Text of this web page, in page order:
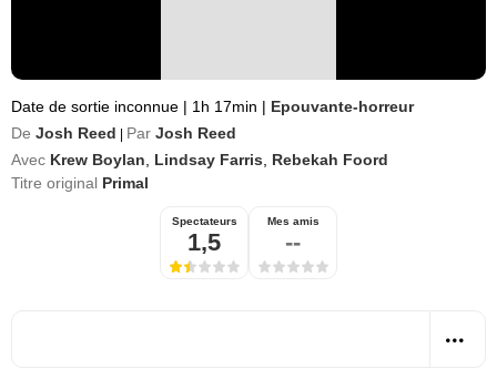
Date de sortie inconnue | 1h 17min | Epouvante-horreur
De Josh Reed Par Josh Reed
Avec Krew Boylan Lindsay Farris
Rebekah Foord
Titre original Primal
Spectateurs
1,5
Mes amis
--